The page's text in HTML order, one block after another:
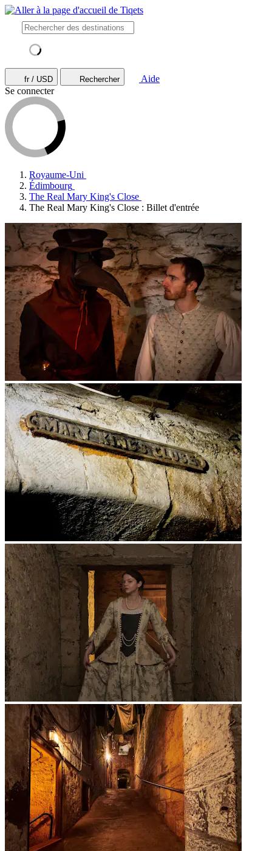
fr / USD Rechercher
Aide
Se connecter
Royaume-Uni
Édimbourg
The Real Mary King's Close
The Real Mary King's Close : Billet d'entrée